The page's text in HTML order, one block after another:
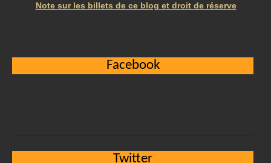
Note sur les billets de ce blog et droit de réserve
Facebook
Twitter